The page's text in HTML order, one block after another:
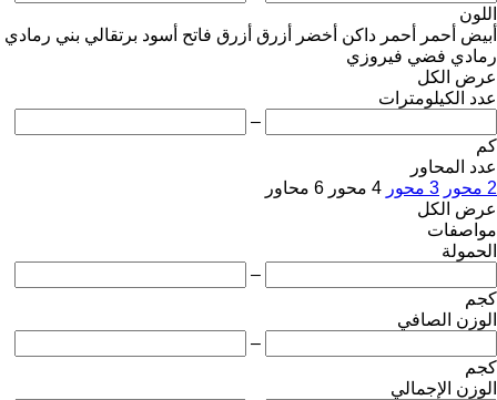
اللون
أبيض أحمر أحمر داكن أخضر أزرق أزرق فاتح أسود برتقالي بني رمادي
رمادي فضي فيروزي
عرض الكل
عدد الكيلومترات
–
كم
عدد المحاور
2 محور
3 محور 4 محور
6 محاور
عرض الكل
مواصفات
الحمولة
–
كجم
الوزن الصافي
–
كجم
الوزن الإجمالي